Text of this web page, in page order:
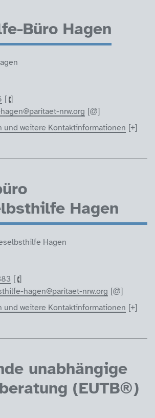
Büro Hagen
nrw.org
und weitere Kontaktinformationen
Hagen
Hagen
hagen@paritaet-nrw.org
und weitere Kontaktinformationen
unabhängige
(EUTB®)